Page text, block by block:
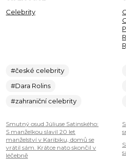
Celebrity
#české celebrity
#Dara Rolins
#zahraniční celebrity
Smutný osud Júliuse Satinského:
S manželkou slavil 20 let
manželství v Karibiku, domů se
vrátil sám. Krátce nato skončil v
léčebně